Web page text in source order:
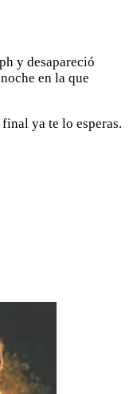
y desapareció
en la que
ya te lo esperas.